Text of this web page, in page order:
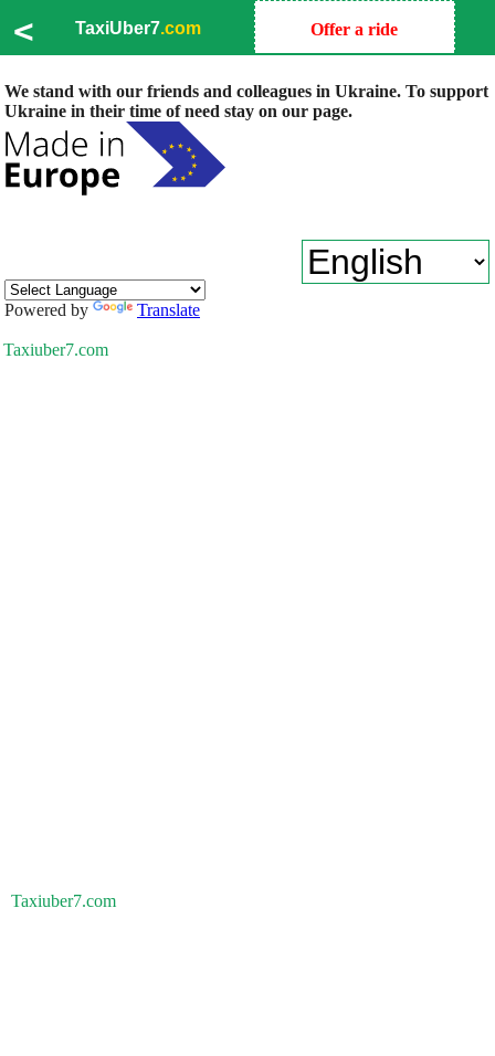
< TaxiUber7.com Offer a ride
We stand with our friends and colleagues in Ukraine. To support
Ukraine in their time of need stay on our page.
Powered by Translate
Taxiuber7.com
Taxiuber7.com